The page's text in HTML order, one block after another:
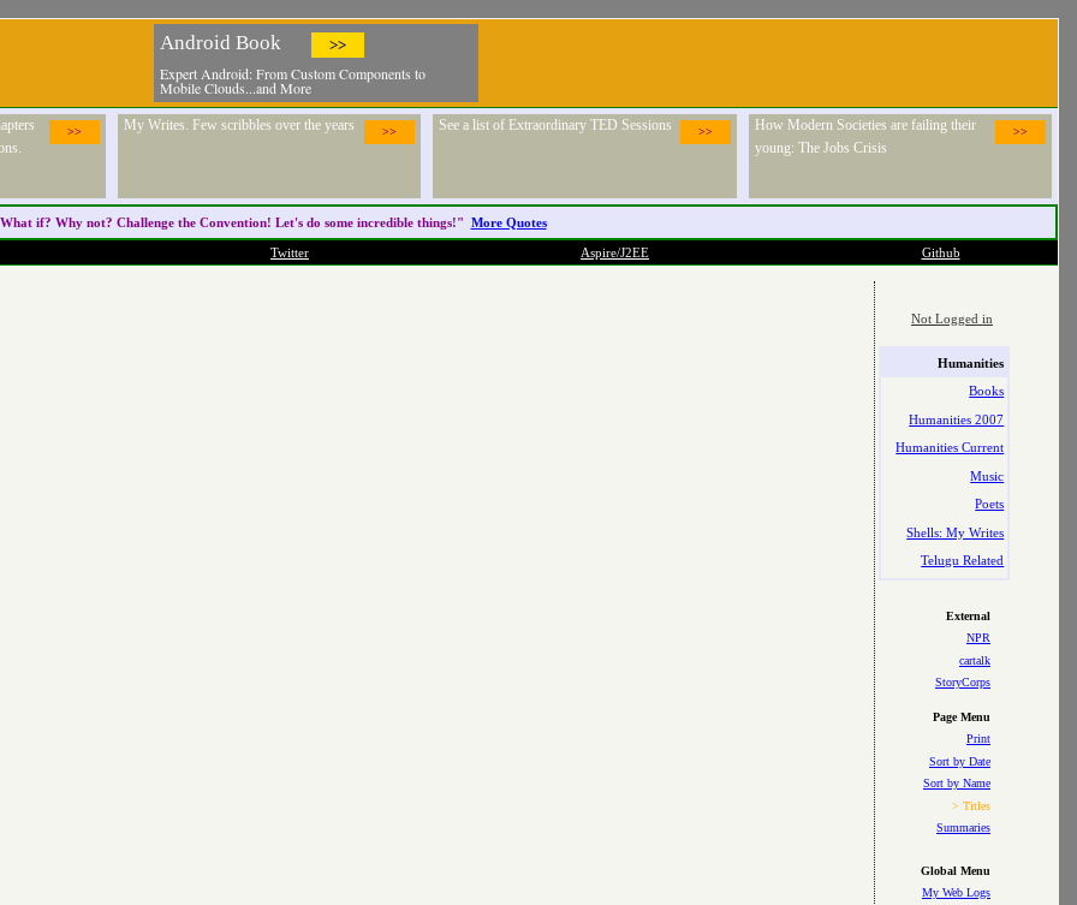
Android Book >>
Expert Android: From Custom Components to
Mobile Clouds...and More
>> >>
My Writes. Few scribbles over the years >>
See a list of Extraordinary TED Sessions >>
How Modern Societies are failing their
young: The Jobs Crisis
if? Why not? Challenge the Convention! Let's do some incredible things!" More Quotes
Twitter Aspire/J2EE Github
Not Logged in
Humanities
Books
Humanities 2007
Humanities Current
Music
Poets
Shells: My Writes
Telugu Related
External
NPR
cartalk
StoryCorps
Page Menu
Print
Sort by Date
Sort by Name
> Titles
Summaries
Global Menu
My Web Logs